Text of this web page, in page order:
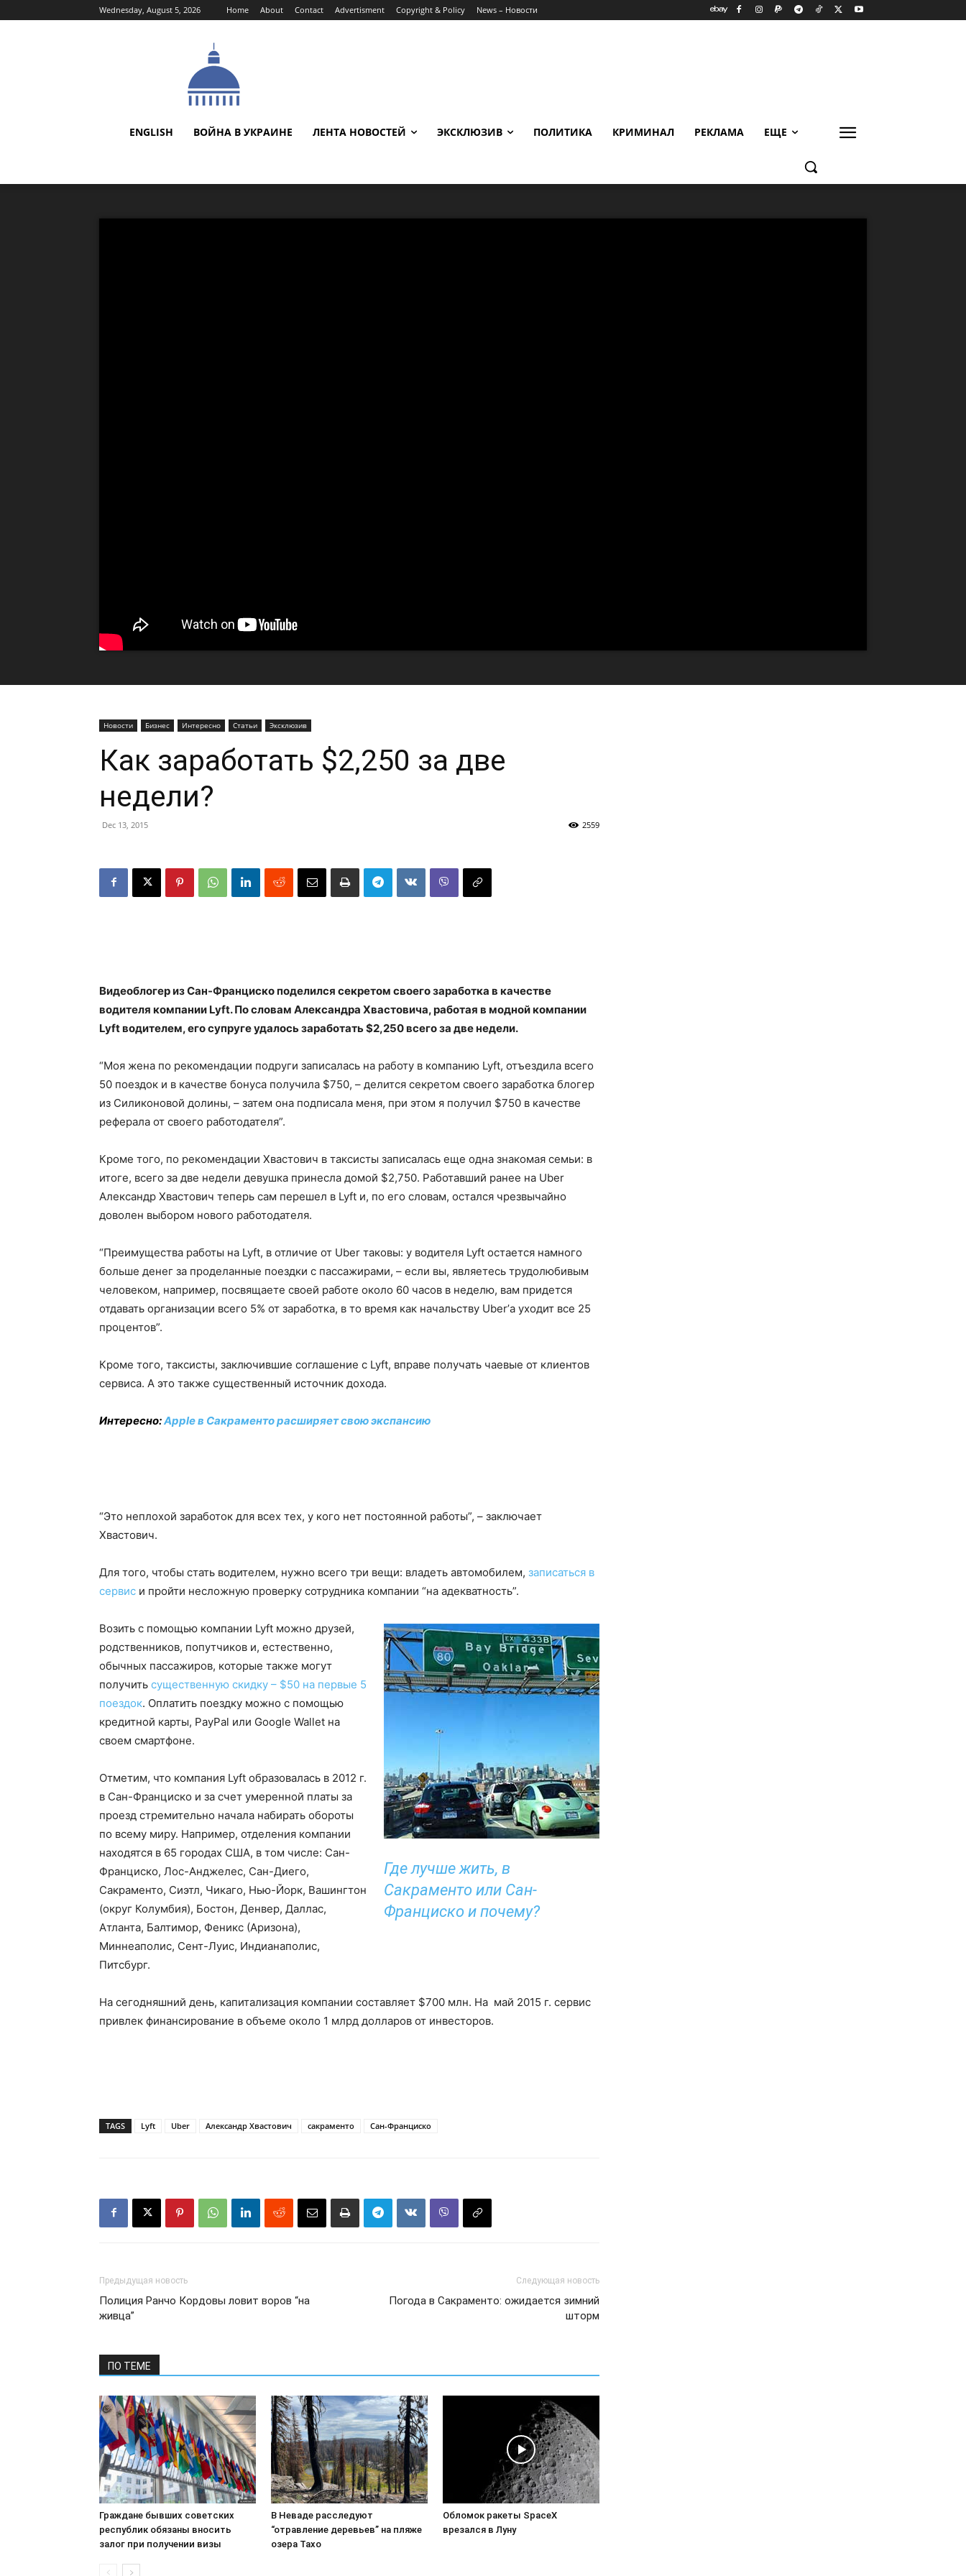
Wednesday, August 5, 2026 Home About Contact Advertisment Copyright & Policy News – Новости
ENGLISH ВОЙНА В УКРАИНЕ ЛЕНТА НОВОСТЕЙ ЭКСКЛЮЗИВ ПОЛИТИКА КРИМИНАЛ РЕКЛАМА ЕЩЕ
Новости Бизнес Интересно Статьи Эксклюзив
Как заработать $2,250 за две
недели?
Dec 13, 2015 2559
Видеоблогер из Сан-Франциско поделился секретом своего заработка в качестве
водителя компании Lyft. По словам Александра Хвастовича, работая в модной компании
Lyft водителем, его супруге удалось заработать $2,250 всего за две недели.
“Моя жена по рекомендации подруги записалась на работу в компанию Lyft, отъездила всего
50 поездок и в качестве бонуса получила $750, – делится секретом своего заработка блогер
из Силиконовой долины, – затем она подписала меня, при этом я получил $750 в качестве
реферала от своего работодателя”.
Кроме того, по рекомендации Хвастович в таксисты записалась еще одна знакомая семьи: в
итоге, всего за две недели девушка принесла домой $2,750. Работавший ранее на Uber
Александр Хвастович теперь сам перешел в Lyft и, по его словам, остался чрезвычайно
доволен выбором нового работодателя.
“Преимущества работы на Lyft, в отличие от Uber таковы: у водителя Lyft остается намного
больше денег за проделанные поездки с пассажирами, – если вы, являетесь трудолюбивым
человеком, например, посвящаете своей работе около 60 часов в неделю, вам придется
отдавать организации всего 5% от заработка, в то время как начальству Uber’а уходит все 25
процентов”.
Кроме того, таксисты, заключившие соглашение с Lyft, вправе получать чаевые от клиентов
сервиса. А это также существенный источник дохода.
Интересно:Apple в Сакраменто расширяет свою экспансию
“Это неплохой заработок для всех тех, у кого нет постоянной работы”, – заключает
Хвастович.
Для того, чтобы стать водителем, нужно всего три вещи: владеть автомобилем, записаться в
сервис и пройти несложную проверку сотрудника компании “на адекватность”.
Где лучше жить, в
Сакраменто или Сан-
Франциско и почему?
Возить с помощью компании Lyft можно друзей,
родственников, попутчиков и, естественно,
обычных пассажиров, которые также могут
получить существенную скидку – $50 на первые 5
поездок. Оплатить поездку можно с помощью
кредитной карты, PayPal или Google Wallet на
своем смартфоне.
Отметим, что компания Lyft образовалась в 2012 г.
в Сан-Франциско и за счет умеренной платы за
проезд стремительно начала набирать обороты
по всему миру. Например, отделения компании
находятся в 65 городах США, в том числе: Сан-
Франциско, Лос-Анджелес, Сан-Диего,
Сакраменто, Сиэтл, Чикаго, Нью-Йорк, Вашингтон
(округ Колумбия), Бостон, Денвер, Даллас,
Атланта, Балтимор, Феникс (Аризона),
Миннеаполис, Сент-Луис, Индианаполис,
Питсбург.
На сегодняшний день, капитализация компании составляет $700 млн. На май 2015 г. сервис
привлек финансирование в объеме около 1 млрд долларов от инвесторов.
TAGS Lyft Uber Александр Хвастович сакраменто Сан-Франциско
Предыдущая новость
Полиция Ранчо Кордовы ловит воров “на
живца”
Следующая новость
Погода в Сакраменто: ожидается зимний
шторм
ПО ТЕМЕ
Граждане бывших советских
республик обязаны вносить
залог при получении визы
В Неваде расследуют
“отравление деревьев” на пляже
озера Тахо
Обломок ракеты SpaceX
врезался в Луну